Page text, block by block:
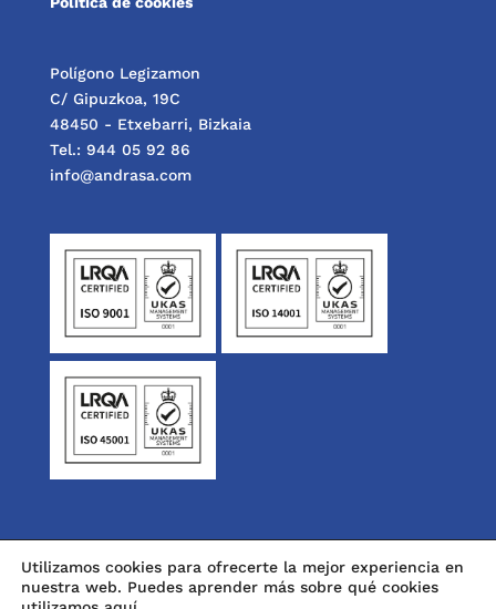
Polígono Legizamon
C/ Gipuzkoa, 19C
48450 - Etxebarri, Bizkaia
Tel.: 944 05 92 86
info@andrasa.com
Utilizamos cookies para ofrecerte la mejor experiencia en
nuestra web. Puedes aprender más sobre qué cookies